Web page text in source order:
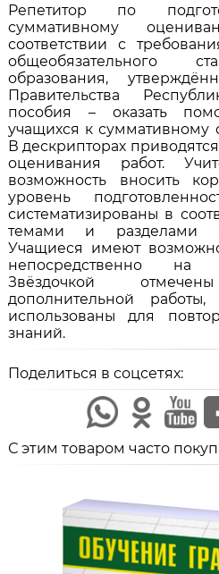
Репетитор по
суммативному
соответствии с
общеобязательного
образования,
Правительства
пособия – оказать
учащихся к суммативному
В дескрипторах
оценивания работ.
возможность вносить
уровень
систематизированы в
темами и разделами
Учащиеся имеют
непосредственно на
Звёздочкой
дополнительной
использованы для
знаний.
Поделиться в соцсетях:
С этим товаром часто